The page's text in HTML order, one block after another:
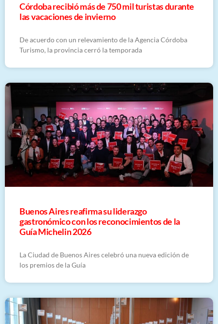
Córdoba recibió más de 750 mil turistas durante
las vacaciones de invierno
De acuerdo con un relevamiento de la Agencia Córdoba
Turismo, la provincia cerró la temporada
Buenos Aires reafirma su liderazgo
gastronómico con los reconocimientos de la
Guía Michelin 2026
La Ciudad de Buenos Aires celebró una nueva edición de
los premios de la Guía